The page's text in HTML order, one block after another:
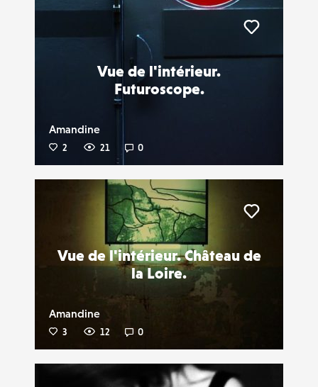
Vue de l'intérieur.
Futuroscope.
Amandine
2 21 0
Vue de l'intérieur. Château de
la Loire.
Amandine
3 12 0